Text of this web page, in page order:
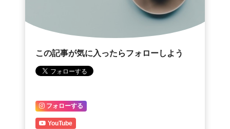
この記事が気に入ったらフォローしよう
フォローする
YouTube